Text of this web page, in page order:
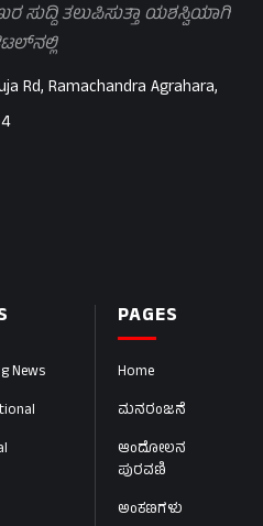
PAGES
Home
ಮನರಂಜನೆ
ಆಂದೋಲನ
ಪುರವಣಿ
ಅಂಕಣಗಳು
News
ಸುದ್ದಿ ತಲುಪಿಸುತ್ತಾ ಯಶಸ್ವಿಯಾಗಿ
Rd, Ramachandra Agrahara,